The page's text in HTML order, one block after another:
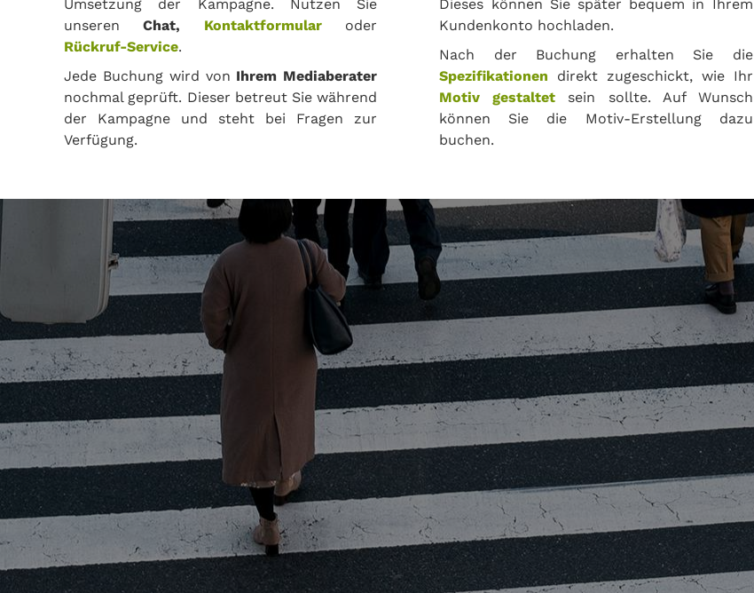
Umsetzung der Kampagne. Nutzen Sie
unserenChat, Kontaktformularoder
Rückruf-Service.
Jede Buchung wird von Ihrem Mediaberater
nochmal geprüft. Dieser betreut Sie während
der Kampagne und steht bei Fragen zur
Verfügung.
Dieses können Sie später bequem in Ihrem
Kundenkonto hochladen.
Nach der Buchung erhalten Sie die
Spezifikationen direkt zugeschickt, wie Ihr
Motiv gestaltet sein sollte. Auf Wunsch
können Sie die Motiv-Erstellung dazu
buchen.